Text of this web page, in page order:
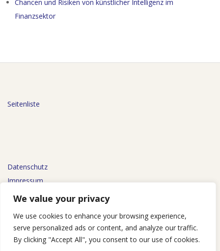
We value your privacy
We use cookies to enhance your browsing experience,
serve personalized ads or content, and analyze our traffic.
By clicking "Accept All", you consent to our use of cookies.
Chancen und Risiken von künstlicher Intelligenz im
Finanzsektor
Seitenliste
Datenschutz
Impressum
Kontakt